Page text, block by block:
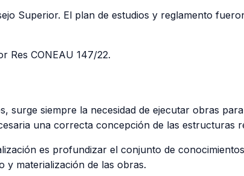
Superior. El plan de estudios y reglamento
Res CONEAU 147/22.
surge siempre la necesidad de ejecutar obras
una correcta concepción de las estructuras
es profundizar el conjunto de
y materialización de las obras.